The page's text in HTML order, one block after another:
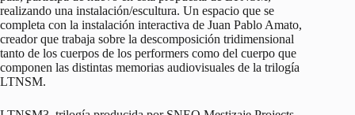
realizando una instalación/escultura. Un espacio que se
completa con la instalación interactiva de Juan Pablo Amato,
creador que trabaja sobre la descomposición tridimensional
tanto de los cuerpos de los performers como del cuerpo que
componen las distintas memorias audiovisuales de la trilogía
LTNSM.